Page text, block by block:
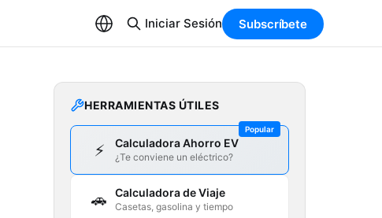
Iniciar Sesión Subscríbete
HERRAMIENTAS ÚTILES
Popular
⚡ Calculadora Ahorro EV
¿Te conviene un eléctrico?
🚗 Calculadora de Viaje
Casetas, gasolina y tiempo